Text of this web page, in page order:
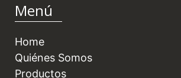
Menú
Home
Quiénes Somos
Productos